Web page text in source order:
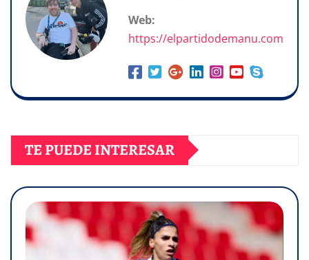
Web:
https://elpartidodemanu.com
TE PUEDE INTERESAR